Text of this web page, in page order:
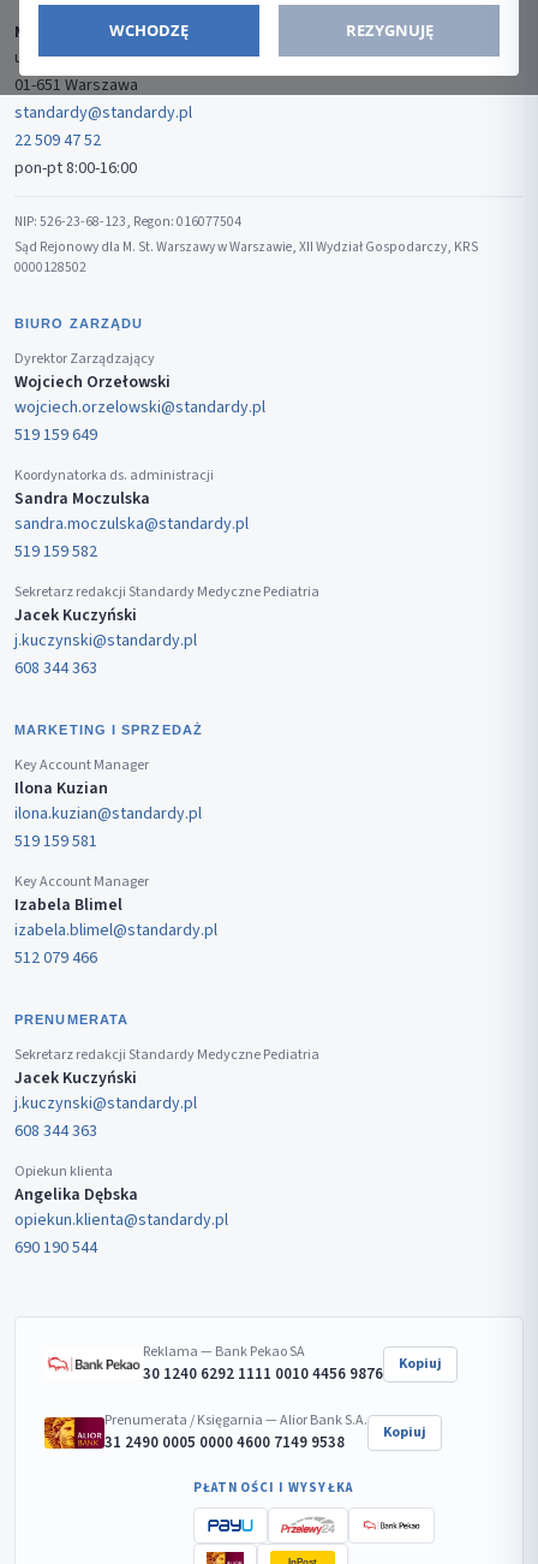
WCHODZĘ REZYGNUJĘ
Media-Press Sp. z o.o.
ul. Gwiaździsta 7B/8
01-651 Warszawa
standardy@standardy.pl
22 509 47 52
pon-pt 8:00-16:00
NIP: 526-23-68-123, Regon: 016077504
Sąd Rejonowy dla M. St. Warszawy w Warszawie, XII Wydział Gospodarczy, KRS
0000128502
BIURO ZARZĄDU
Dyrektor Zarządzający
Wojciech Orzełowski
wojciech.orzelowski@standardy.pl
519 159 649
Koordynatorka ds. administracji
Sandra Moczulska
sandra.moczulska@standardy.pl
519 159 582
Sekretarz redakcji Standardy Medyczne Pediatria
Jacek Kuczyński
j.kuczynski@standardy.pl
608 344 363
MARKETING I SPRZEDAŻ
Key Account Manager
Ilona Kuzian
ilona.kuzian@standardy.pl
519 159 581
Key Account Manager
Izabela Blimel
izabela.blimel@standardy.pl
512 079 466
PRENUMERATA
Sekretarz redakcji Standardy Medyczne Pediatria
Jacek Kuczyński
j.kuczynski@standardy.pl
608 344 363
Opiekun klienta
Angelika Dębska
opiekun.klienta@standardy.pl
690 190 544
Reklama — Bank Pekao SA
30 1240 6292 1111 0010 4456 9876 Kopiuj
Prenumerata / Księgarnia — Alior Bank S.A.
31 2490 0005 0000 4600 7149 9538 Kopiuj
PŁATNOŚCI I WYSYŁKA